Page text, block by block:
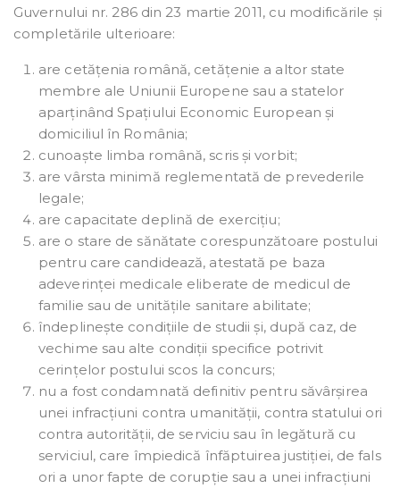
Guvernului nr. 286 din 23 martie 2011, cu modificările și
completările ulterioare:
are cetățenia română, cetățenie a altor state
membre ale Uniunii Europene sau a statelor
aparținând Spațiului Economic European și
domiciliul în România;
cunoaște limba română, scris și vorbit;
are vârsta minimă reglementată de prevederile
legale;
are capacitate deplină de exercițiu;
are o stare de sănătate corespunzătoare postului
pentru care candidează, atestată pe baza
adeverinței medicale eliberate de medicul de
familie sau de unitățile sanitare abilitate;
îndeplinește condițiile de studii și, după caz, de
vechime sau alte condiții specifice potrivit
cerințelor postului scos la concurs;
nu a fost condamnată definitiv pentru săvârșirea
unei infracțiuni contra umanității, contra statului ori
contra autorității, de serviciu sau în legătură cu
serviciul, care împiedică înfăptuirea justiției, de fals
ori a unor fapte de corupție sau a unei infracțiuni